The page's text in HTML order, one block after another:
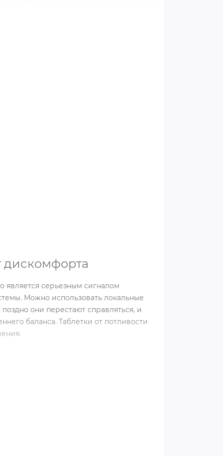
дискомфорта
серьезным сигналом
Можно использовать локальные
они перестают справляться, и
баланса. Таблетки от потливости
следствием гиперактивности